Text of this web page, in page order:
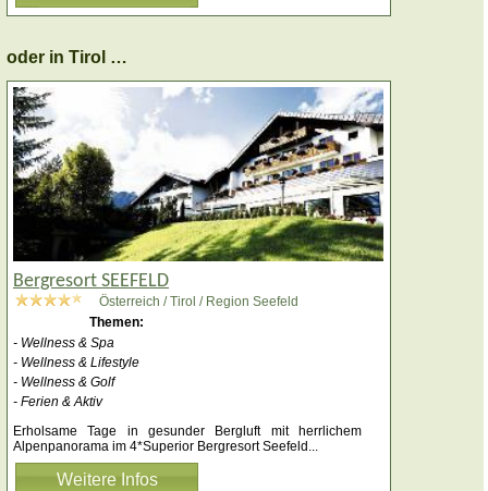
oder in Tirol …
Bergresort SEEFELD
Österreich / Tirol / Region Seefeld
Themen:
- Wellness & Spa
- Wellness & Lifestyle
- Wellness & Golf
- Ferien & Aktiv
Erholsame Tage in gesunder Bergluft mit herrlichem
Alpenpanorama im 4*Superior Bergresort Seefeld ...
Weitere Infos